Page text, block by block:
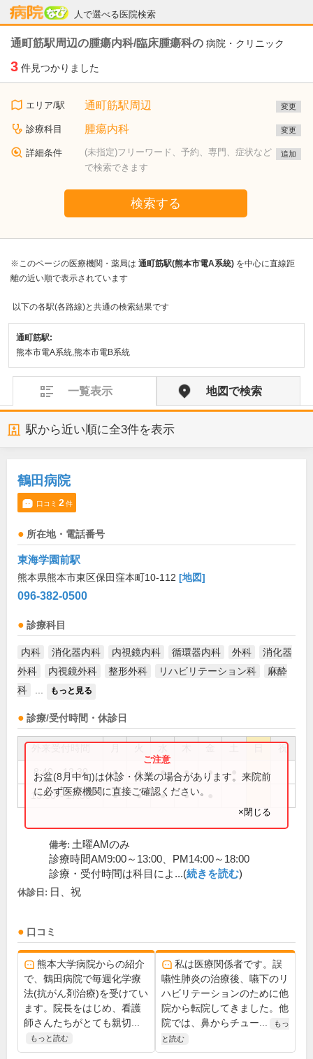
人で選べる医院検索
病院なび
通町筋駅周辺の腫瘍内科/臨床腫瘍科の 病院・クリニック
3 件見つかりました
エリア/駅 通町筋駅周辺 変更
診療科目 腫瘍内科 変更
詳細条件
(未指定)フリーワード、予約、専門、症状など
で検索できます
追加
検索する
※このページの医療機関・薬局は 通町筋駅(熊本市電A系統) を中心に直線距
離の近い順で表示されています
以下の各駅(各路線)と共通の検索結果です
通町筋駅:
熊本市電A系統,熊本市電B系統
一覧表示 地図で検索
駅から近い順に全3件を表示
鶴田病院
口コミ 2件
所在地・電話番号
東海学園前駅
熊本県熊本市東区保田窪本町10-112 [地図]
096-382-0500
診療科目
内科 消化器内科 内視鏡内科 循環器内科 外科
消化器
外科
内視鏡外科 整形外科 リハビリテーション科
麻酔
科
もっと見る
診療/受付時間・休診日
祝
8:40～12:30 ● ● ● ● ●
13:50～17:30 ● ● ● ●
お盆(8月中旬)は休診・休業の場合があります。来院前
に必ず医療機関に直接ご確認ください。
×閉じる
備考: 土曜AMのみ
診療時間AM9:00～13:00、PM14:00～18:00
診療・受付時間は科目によ...(続きを読む)
休診日: 日、祝
口コミ
熊本大学病院からの紹介
で、鶴田病院で毎週化学療
法(抗がん剤治療)を受けてい
ます。院長をはじめ、看護
師さんたちがとても親切...
もっと読む
私は医療関係者です。誤
嚥性肺炎の治療後、嚥下のリ
ハビリテーションのために他
院から転院してきました。他
院では、鼻からチュー...
もっ
と読む